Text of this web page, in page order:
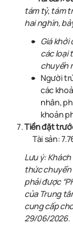
tám tỷ, tám
hai nghìn,
Giá khởi
các loại
chuyển
Người
các
nhân,
khoản
Tiền đặt
Tài sản:
Lưu ý:
thức
phải được
của Trung
cung cấp
29/06/2026.